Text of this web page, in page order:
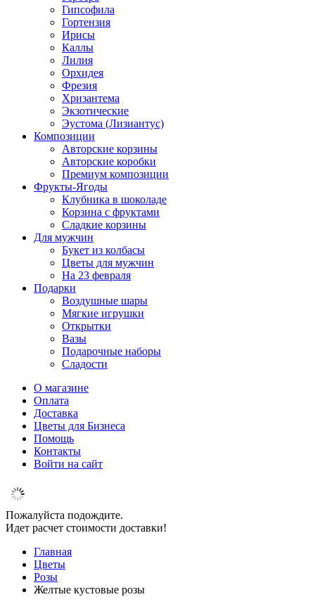
Гипсофила
Гортензия
Ирисы
Каллы
Лилия
Орхидея
Фрезия
Хризантема
Экзотические
Эустома (Лизиантус)
Композиции
Авторские корзины
Авторские коробки
Премиум композиции
Фрукты-Ягоды
Клубника в шоколаде
Корзина с фруктами
Сладкие корзины
Для мужчин
Букет из колбасы
Цветы для мужчин
На 23 февраля
Подарки
Воздушные шары
Мягкие игрушки
Открытки
Вазы
Подарочные наборы
Сладости
О магазине
Оплата
Доставка
Цветы для Бизнеса
Помощь
Контакты
Войти на сайт
Пожалуйста подождите.
Идет расчет стоимости доставки!
Главная
Цветы
Розы
Желтые кустовые розы